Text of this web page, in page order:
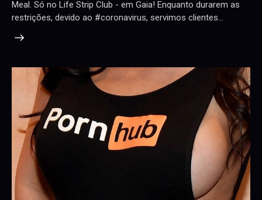
Meal. Só no Life Strip Club - em Gaia! Enquanto durarem as
restrições, devido ao #coronavirus, servimos clientes…